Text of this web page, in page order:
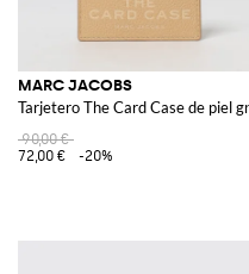
MARC JACOBS
Tarjetero The Card Case de piel
90,00 €
72,00 €
-20%